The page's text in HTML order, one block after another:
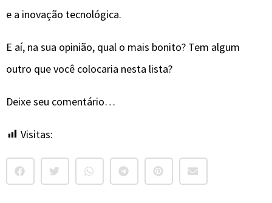
e a inovação tecnológica.
E aí, na sua opinião, qual o mais bonito? Tem algum
outro que você colocaria nesta lista?
Deixe seu comentário…
Visitas: